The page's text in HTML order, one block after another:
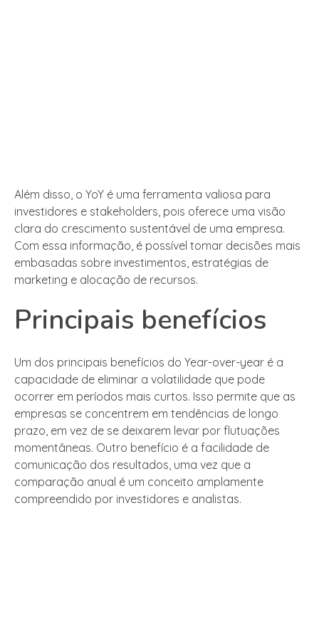
Além disso, o YoY é uma ferramenta valiosa para
investidores e stakeholders, pois oferece uma visão
clara do crescimento sustentável de uma empresa.
Com essa informação, é possível tomar decisões mais
embasadas sobre investimentos, estratégias de
marketing e alocação de recursos.
Principais benefícios
Um dos principais benefícios do Year-over-year é a
capacidade de eliminar a volatilidade que pode
ocorrer em períodos mais curtos. Isso permite que as
empresas se concentrem em tendências de longo
prazo, em vez de se deixarem levar por flutuações
momentâneas. Outro benefício é a facilidade de
comunicação dos resultados, uma vez que a
comparação anual é um conceito amplamente
compreendido por investidores e analistas.